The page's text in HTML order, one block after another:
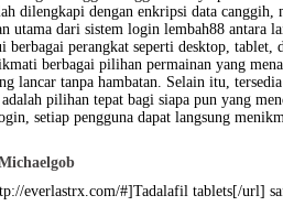
dilengkapi dengan enkripsi data
utama dari sistem login lembah88 antara
berbagai perangkat seperti desktop,
berbagai pilihan permainan yang
lancar tanpa hambatan. Selain itu,
pilihan tepat bagi siapa pun yang
setiap pengguna dapat langsung
everlastrx.com/#]Tadalafil tablets[/url]